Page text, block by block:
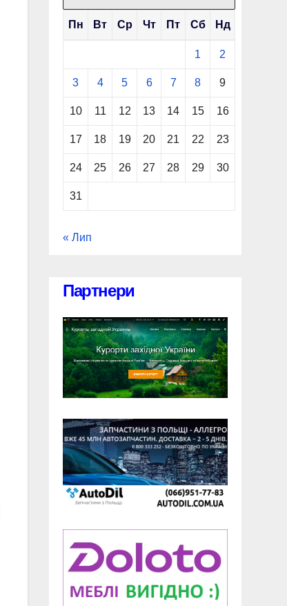
Пн Вт Ср Чт Пт Сб Нд
1 2
3 4 5 6 7 8 9
10 11 12 13 14 15 16
17 18 19 20 21 22 23
24 25 26 27 28 29 30
31
« Лип
Партнери